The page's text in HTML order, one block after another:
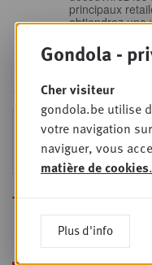
principaux
obtiendrez une
insights
secteur en plein
JEU
24
Sales &
2026
Sales & Nego
Toutes les formations
Gondola -
Cher visiteur
gondola.be utilise
votre navigation
naviguer, vous
matière de cookies.
Plus d'info